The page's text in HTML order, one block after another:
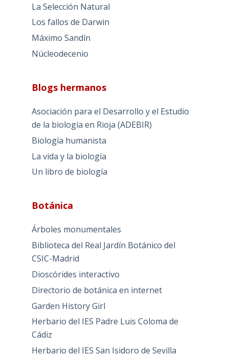
La Selección Natural
Los fallos de Darwin
Máximo Sandín
Núcleodecenio
Blogs hermanos
Asociación para el Desarrollo y el Estudio
de la biología en Rioja (ADEBIR)
Biología humanista
La vida y la biología
Un libro de biología
Botánica
Árboles monumentales
Biblioteca del Real Jardín Botánico del
CSIC-Madrid
Dioscórides interactivo
Directorio de botánica en internet
Garden History Girl
Herbario del IES Padre Luis Coloma de
Cádiz
Herbario del IES San Isidoro de Sevilla